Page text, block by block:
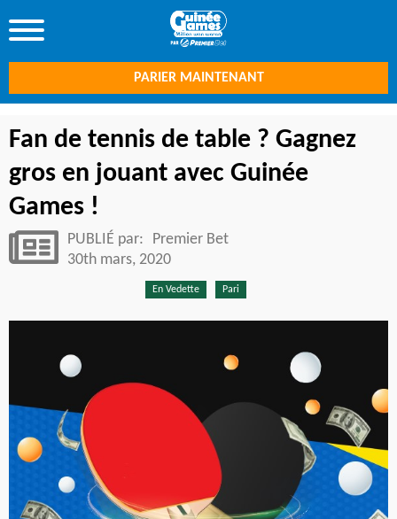
PARIER MAINTENANT
Fan de tennis de table ? Gagnez
gros en jouant avec Guinée
Games !
PUBLIÉ par:
Premier Bet
30th mars, 2020
En Vedette Pari